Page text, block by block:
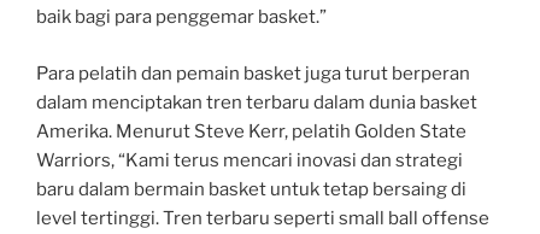
baik bagi para penggemar basket.”
Para pelatih dan pemain basket juga turut berperan
dalam menciptakan tren terbaru dalam dunia basket
Amerika. Menurut Steve Kerr, pelatih Golden State
Warriors, “Kami terus mencari inovasi dan strategi
baru dalam bermain basket untuk tetap bersaing di
level tertinggi. Tren terbaru seperti small ball offense